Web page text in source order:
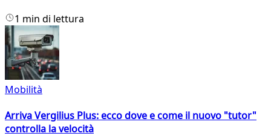
1 min di lettura
Mobilità
Arriva Vergilius Plus: ecco dove e come il nuovo "tutor"
controlla la velocità